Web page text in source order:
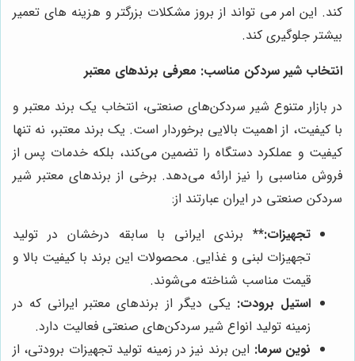
کند. این امر می تواند از بروز مشکلات بزرگتر و هزینه های تعمیر
بیشتر جلوگیری کند.
انتخاب شیر سردکن مناسب: معرفی برندهای معتبر
در بازار متنوع شیر سردکن‌های صنعتی، انتخاب یک برند معتبر و
با کیفیت، از اهمیت بالایی برخوردار است. یک برند معتبر، نه تنها
کیفیت و عملکرد دستگاه را تضمین می‌کند، بلکه خدمات پس از
فروش مناسبی را نیز ارائه می‌دهد. برخی از برندهای معتبر شیر
سردکن صنعتی در ایران عبارتند از:
تجهیزات:** برندی ایرانی با سابقه درخشان در تولید
تجهیزات لبنی و غذایی. محصولات این برند با کیفیت بالا و
قیمت مناسب شناخته می‌شوند.
استیل برودت: یکی دیگر از برندهای معتبر ایرانی که در
زمینه تولید انواع شیر سردکن‌های صنعتی فعالیت دارد.
نوین سرما: این برند نیز در زمینه تولید تجهیزات برودتی، از